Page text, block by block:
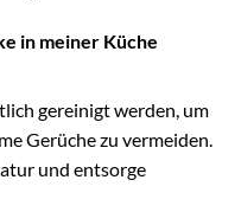
in meiner Küche
gereinigt werden, um
Gerüche zu vermeiden.
und entsorge